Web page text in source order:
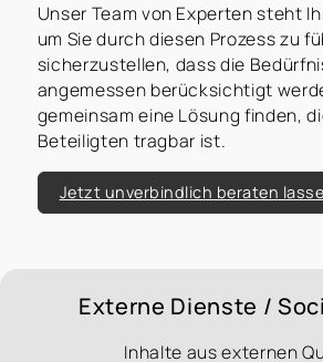
Unser Team von Experten steht
um Sie durch diesen Prozess zu
sicherzustellen, dass die
angemessen berücksichtigt
gemeinsam eine Lösung finden,
Beteiligten tragbar ist.
Jetzt unverbindlich beraten
Externe Dienste /
Inhalte aus externen